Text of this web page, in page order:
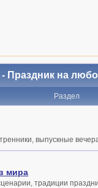
Праздник на
Раздел
выпускные
мира
традиции